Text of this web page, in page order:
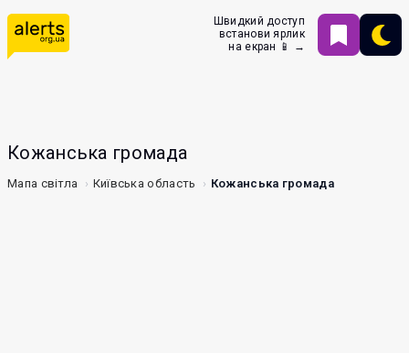
Швидкий доступ
встанови ярлик
на екран 📱 →
Кожанська громада
Мапа світла Київська область Кожанська громада